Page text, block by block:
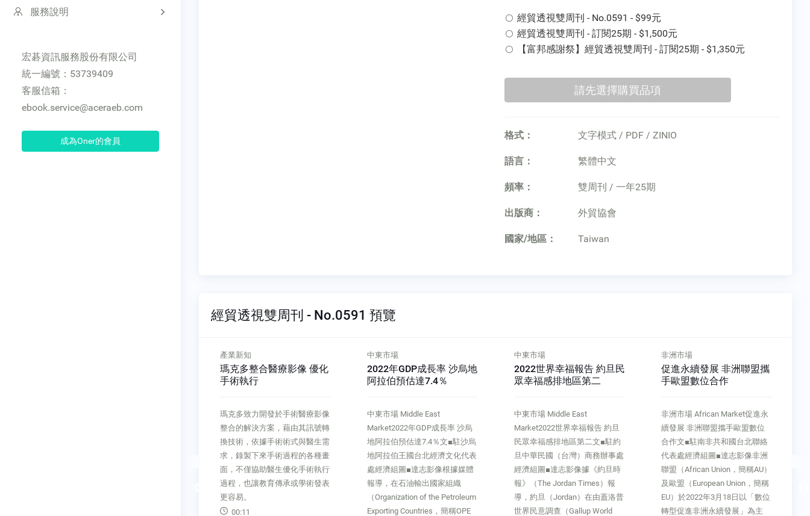
服務說明
宏碁資訊服務股份有限公司
統一編號：53739409
客服信箱：
ebook.service@aceraeb.com
成為Oner的會員
經貿透視雙周刊 - No.0591 - $99元
經貿透視雙周刊 - 訂閱25期 - $1,500元
【富邦感謝祭】經貿透視雙周刊 - 訂閱25期 - $1,350元
格式： 文字模式 / PDF / ZINIO
語言： 繁體中文
頻率： 雙周刊 / 一年25期
出版商： 外貿協會
國家/地區： Taiwan
經貿透視雙周刊 - No.0591 預覽
Previous
中東市場
2022年GDP成長率 沙烏地
阿拉伯預估達7.4％
中東市場 Middle East
Market2022年GDP成長率 沙烏
地阿拉伯預估達7.4％文■駐沙烏
地阿拉伯王國台北經濟文化代表
處經濟組圖■達志影像根據媒體
報導，在石油輸出國家組織
（Orga­nization of the Petroleum
Exporting Countries，簡稱OPE
中東市場
2022世界幸福報告 約旦民
眾幸福感排地區第二
中東市場 Middle East
Market2022世界幸福報告 約旦
民眾幸福感排地區第二文■駐約
旦中華民國（台灣）商務辦事處
經濟組圖■達志影像據《約旦時
報》（The Jordan Times）報
導，約旦（Jordan）在由蓋洛普
世界民意調查（Gallup World
非洲市場
促進永續發展 非洲聯盟攜
手歐盟數位合作
非洲市場 African Market促進永
續發展 非洲聯盟攜手歐盟數位
合作文■駐南非共和國台北聯絡
代表處經濟組圖■達志影像非洲
聯盟（African Union，簡稱AU）
及歐盟（European Union，簡稱
EU）於2022年3月18日以「數位
轉型促進非洲永續發展」為主
非洲市場
馬拉威深化區域整合 民主
剛果加入EAC耗時3年
非洲市場 African Market馬拉威
深化區域整合 民主剛果加入EAC
耗時3年文■駐南非共和國台北聯
絡代表處經濟組圖■達志影像馬
拉威（Malawi）駐尚比亞
（Zambia）高級專員Margaret
Constance Kamoto表示，馬拉
威始終堅信東部及南部非洲共同